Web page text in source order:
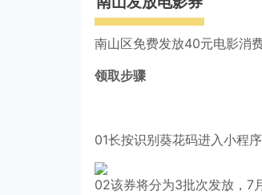
南山区免费发放40元电影消
领取步骤
01长按识别葵花码进入小程
02该券将分为3批次发放，7